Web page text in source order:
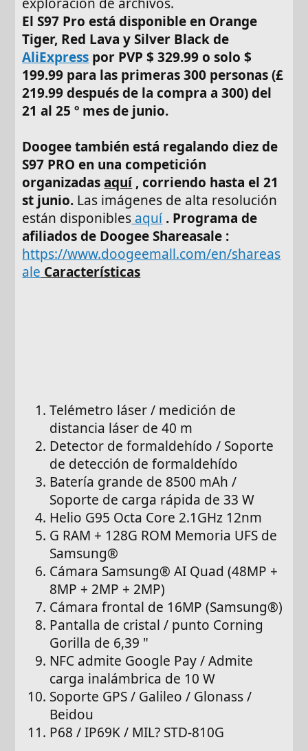
El S97 Pro está disponible en Orange
Tiger, Red Lava y Silver Black de
AliExpress por PVP $ 329.99 o solo $
199.99 para las primeras 300 personas (£
219.99 después de la compra a 300) del
21 al 25 º mes de junio.
Doogee también está regalando diez de
S97 PRO en una competición
organizadasaquí, corriendo hasta el 21
st junio. Las imágenes de alta resolución
están disponibles aquí . Programa de
afiliados de Doogee Shareasale :
https://www.doogeemall.com/en/shareas
ale Características
Telémetro láser / medición de
distancia láser de 40 m
Detector de formaldehído / Soporte
de detección de formaldehído
Batería grande de 8500 mAh /
Soporte de carga rápida de 33 W
Helio G95 Octa Core 2.1GHz 12nm
G RAM + 128G ROM Memoria UFS de
Samsung®
Cámara Samsung® AI Quad (48MP +
8MP + 2MP + 2MP)
Cámara frontal de 16MP (Samsung®)
Pantalla de cristal / punto Corning
Gorilla de 6,39 "
NFC admite Google Pay / Admite
carga inalámbrica de 10 W
Soporte GPS / Galileo / Glonass /
Beidou
P68 / IP69K / MIL? STD-810G